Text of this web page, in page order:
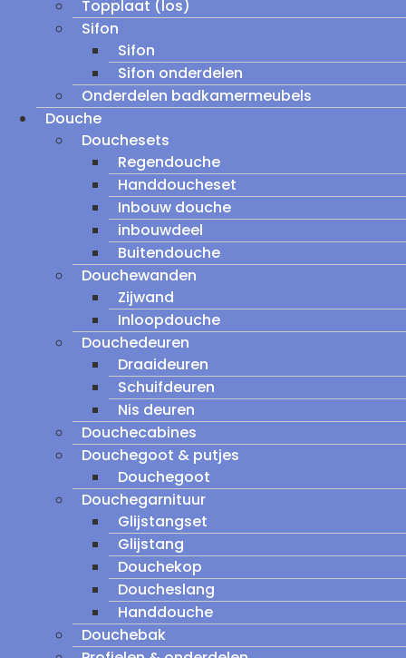
Topplaat (los)
Sifon
Sifon
Sifon onderdelen
Onderdelen badkamermeubels
Douche
Douchesets
Regendouche
Handdoucheset
Inbouw douche
inbouwdeel
Buitendouche
Douchewanden
Zijwand
Inloopdouche
Douchedeuren
Draaideuren
Schuifdeuren
Nis deuren
Douchecabines
Douchegoot & putjes
Douchegoot
Douchegarnituur
Glijstangset
Glijstang
Douchekop
Doucheslang
Handdouche
Douchebak